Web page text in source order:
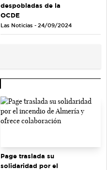
despobladas de la
OCDE
Las Noticias - 24/09/2024
Page traslada su
solidaridad por el